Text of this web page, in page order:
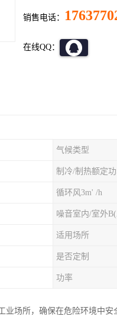
销售电话：
在线QQ：
气候类型
制冷/制热额定
循环风3m' /h
噪音室内/室外
适用场所
是否定制
功率
业场所，确保在危险环境中